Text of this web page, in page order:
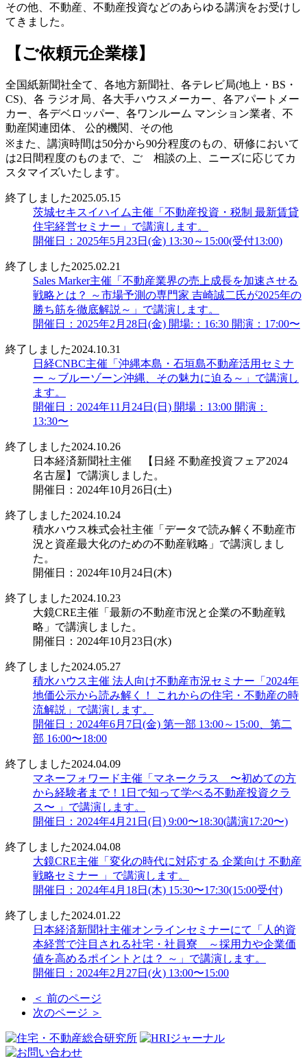
その他、不動産、不動産投資などのあらゆる講演をお受けし
てきました。
【ご依頼元企業様】
全国紙新聞社全て、各地方新聞社、各テレビ局(地上・BS・
CS)、各 ラジオ局、各大手ハウスメーカー、各アパートメー
カー、各デベロッパー、各ワンルーム マンション業者、不
動産関連団体、 公的機関、その他
※また、講演時間は50分から90分程度のもの、研修において
は2日間程度のものまで、ご゙相談の上、ニーズに応じてカ
スタマイズいたします。
終了しました2025.05.15
茨城セキスイハイム主催「不動産投資・税制 最新賃貸
住宅経営セミナー」で講演します。
開催日：2025年5月23日(金) 13:30～15:00(受付13:00)
終了しました2025.02.21
Sales Marker主催「不動産業界の売上成長を加速させる
戦略とは？ ～市場予測の専門家 吉崎誠二氏が2025年の
勝ち筋を徹底解説～」で講演します。
開催日：2025年2月28日(金) 開場:：16:30 開演：17:00〜
終了しました2024.10.31
日経CNBC主催「沖縄本島・石垣島不動産活用セミナ
ー ～ブルーゾーン沖縄、その魅力に迫る～」で講演し
ます。
開催日：2024年11月24日(日) 開場：13:00 開演：
13:30〜
終了しました2024.10.26
日本経済新聞社主催 【日経 不動産投資フェア2024
名古屋】で講演しました。
開催日：2024年10月26日(土)
終了しました2024.10.24
積水ハウス株式会社主催「データで読み解く不動産市
況と資産最大化のための不動産戦略」で講演しまし
た。
開催日：2024年10月24日(木)
終了しました2024.10.23
大鏡CRE主催「最新の不動産市況と企業の不動産戦
略」で講演しました。
開催日：2024年10月23日(水)
終了しました2024.05.27
積水ハウス主催 法人向け不動産市況セミナー「2024年
地価公示から読み解く！ これからの住宅・不動産の時
流解説」で講演します。
開催日：2024年6月7日(金) 第一部 13:00～15:00、第二
部 16:00〜18:00
終了しました2024.04.09
マネーフォワード主催「マネークラス 〜初めての方
から経験者まで！1日で知って学べる不動産投資クラ
ス〜 」で講演します。
開催日：2024年4月21日(日) 9:00〜18:30(講演17:20〜)
終了しました2024.04.08
大鏡CRE主催「変化の時代に対応する 企業向け 不動産
戦略セミナー 」で講演します。
開催日：2024年4月18日(木) 15:30〜17:30(15:00受付)
終了しました2024.01.22
日本経済新聞社主催オンラインセミナーにて「人的資
本経営で注目される社宅・社員寮 ～採用力や企業価
値を高めるポイントとは？ ～」で講演します。
開催日：2024年2月27日(火) 13:00〜15:00
＜ 前のページ
次のページ ＞